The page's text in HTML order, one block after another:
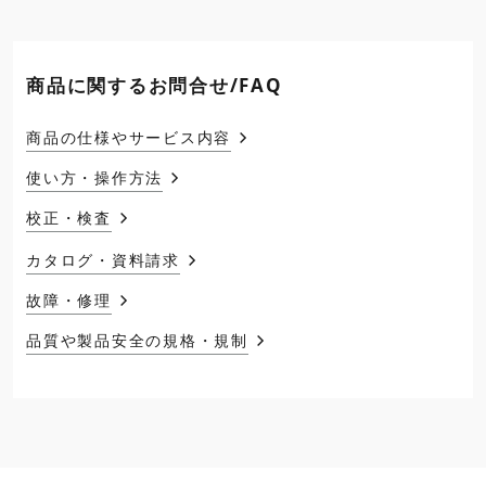
商品に関するお問合せ/FAQ
商品の仕様やサービス内容
使い方・操作方法
校正・検査
カタログ・資料請求
故障・修理
品質や製品安全の規格・規制